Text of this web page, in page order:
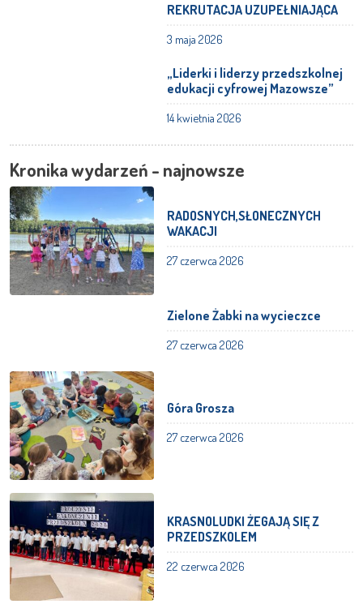
REKRUTACJA UZUPEŁNIAJĄCA
3 maja 2026
„Liderki i liderzy przedszkolnej
edukacji cyfrowej Mazowsze”
14 kwietnia 2026
Kronika wydarzeń - najnowsze
RADOSNYCH,SŁONECZNYCH
WAKACJI
27 czerwca 2026
Zielone Żabki na wycieczce
27 czerwca 2026
Góra Grosza
27 czerwca 2026
KRASNOLUDKI ŻEGAJĄ SIĘ Z
PRZEDSZKOLEM
22 czerwca 2026